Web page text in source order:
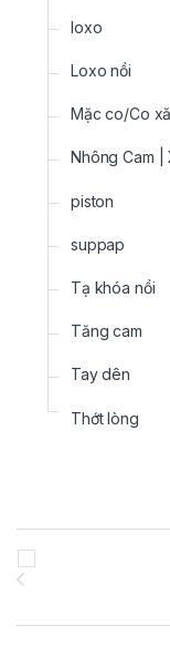
loxo
Loxo nồi
Mặc co/Co
Nhông Cam |
piston
suppap
Tạ khóa nồi
Tăng cam
Tay dên
Thớt lòng
Brands